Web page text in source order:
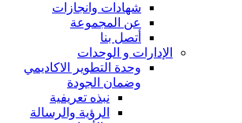
شهادات وانجازات
عن المجموعة
أتصل بنا
الإدارات و الوحدات
وحدة التطوير الاكاديمي
وضمان الجودة
نبذه تعريفية
الرؤية والرسالة